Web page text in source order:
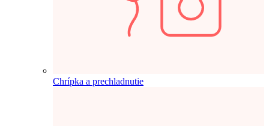
Chrípka a prechladnutie